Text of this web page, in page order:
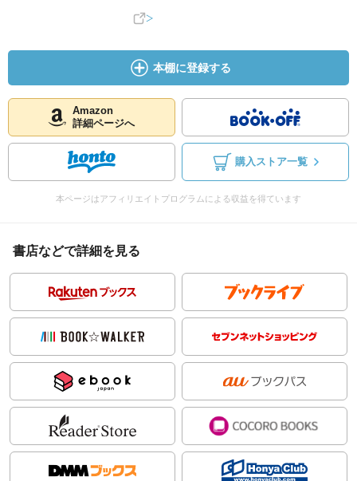
本棚に登録する
Amazon
詳細ページへ
購入ストア一覧
本ページはアフィリエイトプログラムによる収益を得ています
書店などで詳細を見る